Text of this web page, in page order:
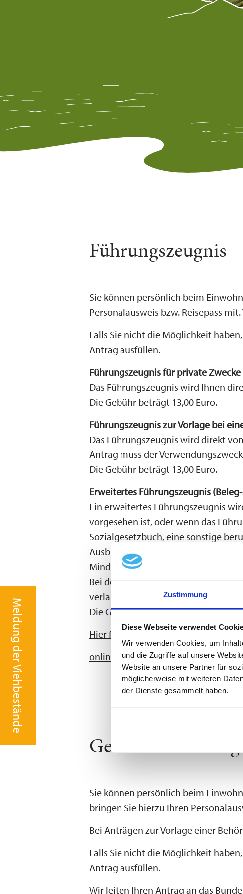
Zustimmung
Diese Webseite verwendet
Wir verwenden Cookies, um
und die Zugriffe auf unsere
Website an unsere Partner für
möglicherweise mit weiteren
der Dienste gesammelt haben.
Meldung der Viehbestände
Führungszeugnis
Sie können persönlich beim
Personalausweis bzw. Reisepass
Falls Sie nicht die Möglichkeit
Antrag ausfüllen.
Führungszeugnis für private Zwecke
Das Führungszeugnis wird Ihnen
Die Gebühr beträgt 13,00 Euro.
Führungszeugnis zur Vorlage bei
Das Führungszeugnis wird direkt
Antrag muss der
Die Gebühr beträgt 13,00 Euro.
Erweitertes Führungszeugnis
Ein erweitertes Führungszeugnis
vorgesehen ist, oder wenn das
Sozialgesetzbuch, eine sonstige
Ausbildung Minderjähriger oder
Minderjährigen aufzunehmen.
Bei der Antragstellung ist eine
verlangt und in der diese bestätigt,
Die Gebühr beträgt 13,00 Euro.
Hier finden Sie den aktuellen Antrag
online Antrag für Ihr
Sie können persönlich beim
bringen Sie hierzu Ihren
Bei Anträgen zur Vorlage einer
Falls Sie nicht die Möglichkeit
Antrag ausfüllen.
Wir leiten Ihren Antrag an das